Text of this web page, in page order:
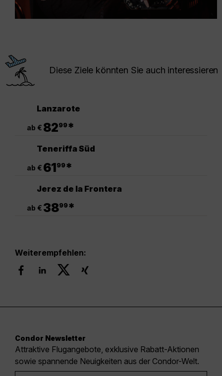
Diese Ziele könnten Sie auch interessieren
Lanzarote
ab € 8299*
Teneriffa Süd
ab € 6199*
Jerez de la Frontera
ab € 3899*
Weiterempfehlen:
Condor Newsletter
Attraktive Flugangebote, exklusive Rabatt-Aktionen
sowie spannende Neuigkeiten aus der Condor-Welt.